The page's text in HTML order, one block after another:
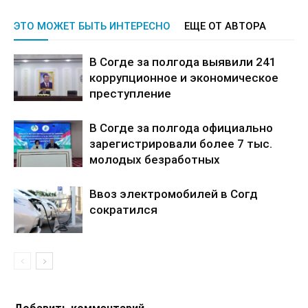
ЭТО МОЖЕТ БЫТЬ ИНТЕРЕСНО ЕЩЕ ОТ АВТОРА
В Согде за полгода выявили 241
коррупционное и экономическое
преступление
В Согде за полгода официально
зарегистрировали более 7 тыс.
молодых безработных
Ввоз электромобилей в Согд
сократился